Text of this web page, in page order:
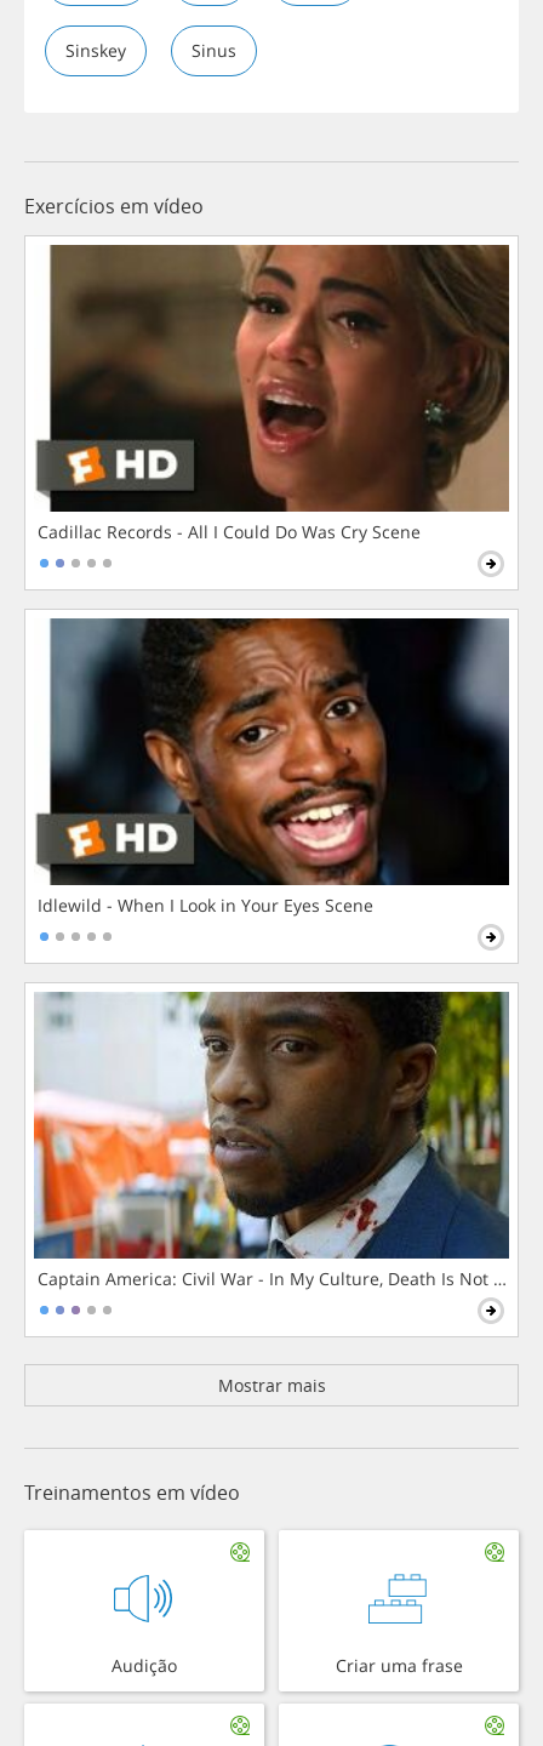
Sinskey Sinus
Exercícios em vídeo
Cadillac Records - All I Could Do Was Cry Scene
Idlewild - When I Look in Your Eyes Scene
Captain America: Civil War - In My Culture, Death Is Not The
Mostrar mais
Treinamentos em vídeo
Audição Criar uma frase